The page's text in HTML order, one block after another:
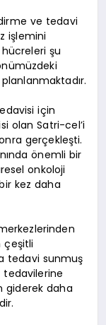
ve tedavi
işlemini
hücreleri şu
için
olan Satri-cel’i
gerçekleşti.
önemli bir
onkoloji
kez daha
çeşitli
tedavi sunmuş
tedavilerine
giderek daha